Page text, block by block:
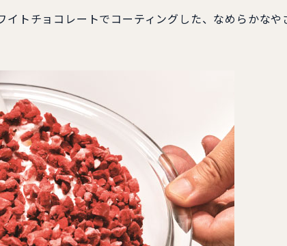
トチョコレートでコーティングした、なめらかなや